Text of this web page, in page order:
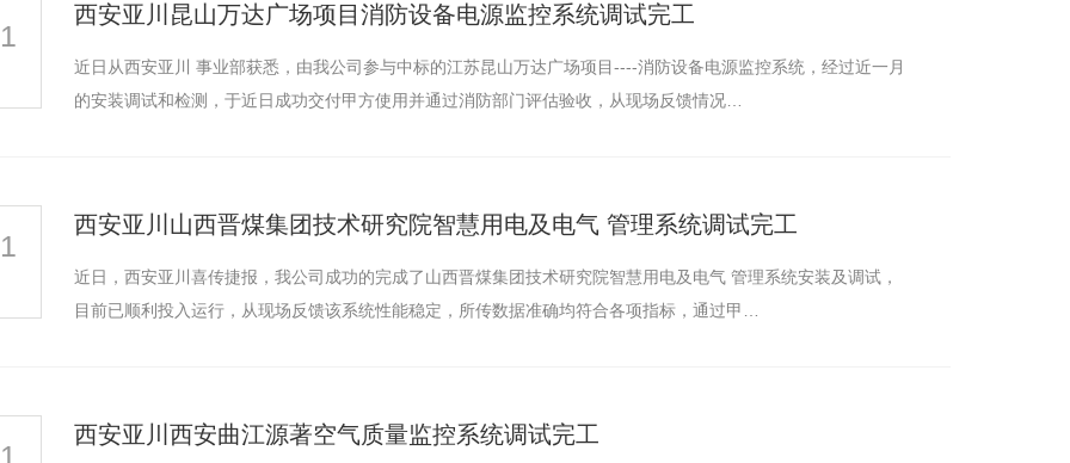
照明控制系统 YCS-700K空气质量监控系统 YCS-7000型建筑设备监控系统
西安亚川昆山万达广场项目消防设备电源监控系统调试完工
近日从西安亚川 事业部获悉，由我公司参与中标的江苏昆山万达广场项目----消防设备电源监控系统，经过近一月
的安装调试和检测，于近日成功交付甲方使用并通过消防部门评估验收，从现场反馈情况…
西安亚川山西晋煤集团技术研究院智慧用电及电气 管理系统调试完工
近日，西安亚川喜传捷报，我公司成功的完成了山西晋煤集团技术研究院智慧用电及电气 管理系统安装及调试，
目前已顺利投入运行，从现场反馈该系统性能稳定，所传数据准确均符合各项指标，通过甲…
西安亚川西安曲江源著空气质量监控系统调试完工